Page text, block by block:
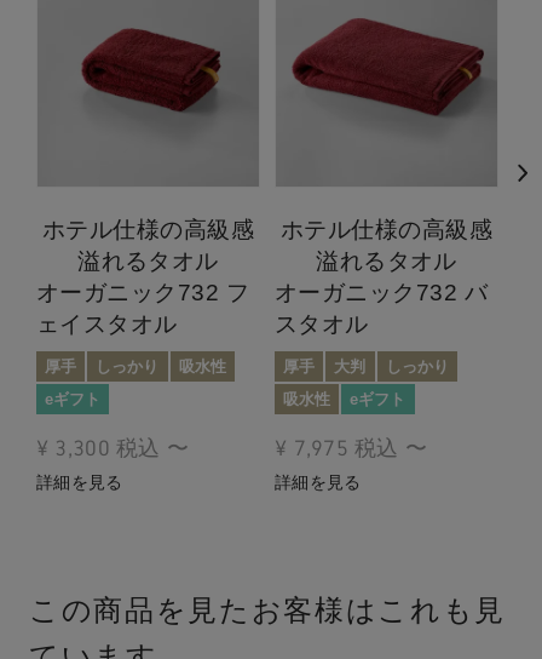
ホテル仕様の高級感
溢れるタオル
オーガニック732 フ
ェイスタオル
厚手 しっかり
吸水性
eギフト
¥ 3,300 税込 〜
詳細を見る
ホテル仕様の高級感
溢れるタオル
オーガニック732 バ
スタオル
厚手 大判
しっかり
吸水性
eギフト
¥ 7,975 税込 〜
詳細を見る
この商品を見たお客様はこれも見